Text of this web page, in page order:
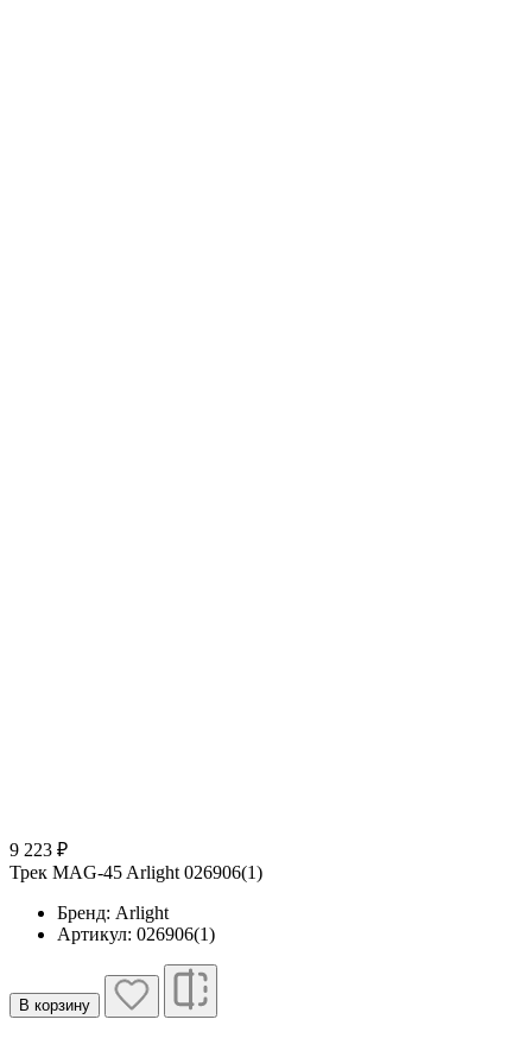
9 223 ₽
Трек MAG-45 Arlight 026906(1)
Бренд: Arlight
Артикул: 026906(1)
В корзину